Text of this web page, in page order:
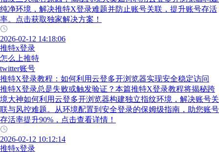
纯净环境，解决推特X登录难题并防止账号关联，提升账号存活
率。点击获取独家解决方案！
2026-02-12 14:18:06
推特x登录
怎么上推特
twitter账号
推特X登录教程：如何利用云登多开浏览器实现安全稳定访问
推特X登录总是失败或触发验证？本篇推特X登录教程将揭秘跨
境大神如何利用云登多开浏览器构建独立指纹环境，解决账号关
联与风控难题。从环境配置到安全登录的保姆级指南，助您账号
存活率提升90%，点击查看详情！
2026-02-12 10:12:14
推特x登录